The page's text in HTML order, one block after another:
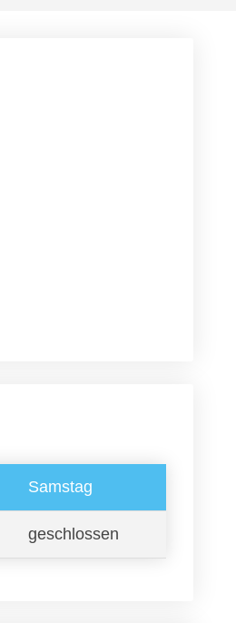
Samstag
geschlossen